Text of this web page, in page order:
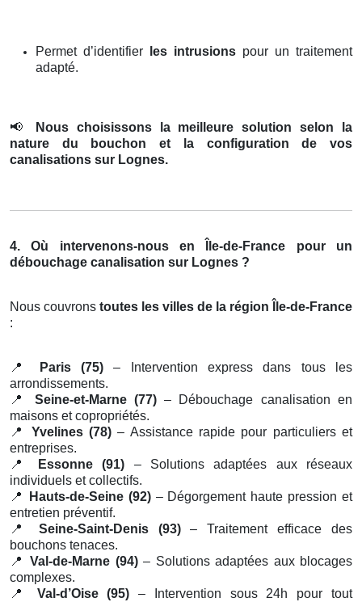
Permet d’identifier les intrusions pour un traitement
adapté.
📢
Nous choisissons la meilleure solution selon la
nature du bouchon et la configuration de vos
canalisations sur Lognes.
4. Où intervenons-nous en Île-de-France pour un
débouchage canalisation sur Lognes ?
Nous couvrons toutes les villes de la région Île-de-France
:
📍 Paris (75) – Intervention express dans tous les
arrondissements.
📍
Seine-et-Marne (77)– Débouchage canalisation en
maisons et copropriétés.
📍
Yvelines (78) – Assistance rapide pour particuliers et
entreprises.
📍
Essonne (91) – Solutions adaptées aux réseaux
individuels et collectifs.
📍
Hauts-de-Seine (92)– Dégorgement haute pression et
entretien préventif.
📍
Seine-Saint-Denis (93)– Traitement efficace des
bouchons tenaces.
📍
Val-de-Marne (94)– Solutions adaptées aux blocages
complexes.
📍
Val-d’Oise (95) – Intervention sous 24h pour tout